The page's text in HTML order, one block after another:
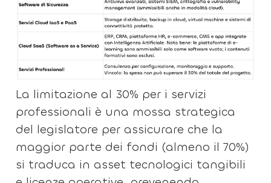
La limitazione al 30% per i servizi
professionali è una mossa strategica
del legislatore per assicurare che la
maggior parte dei fondi (almeno il 70%)
si traduca in asset tecnologici tangibili